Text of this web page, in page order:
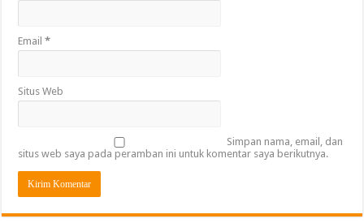
Email*
Situs Web
Simpan nama, email, dan
situs web saya pada peramban ini untuk komentar saya berikutnya.